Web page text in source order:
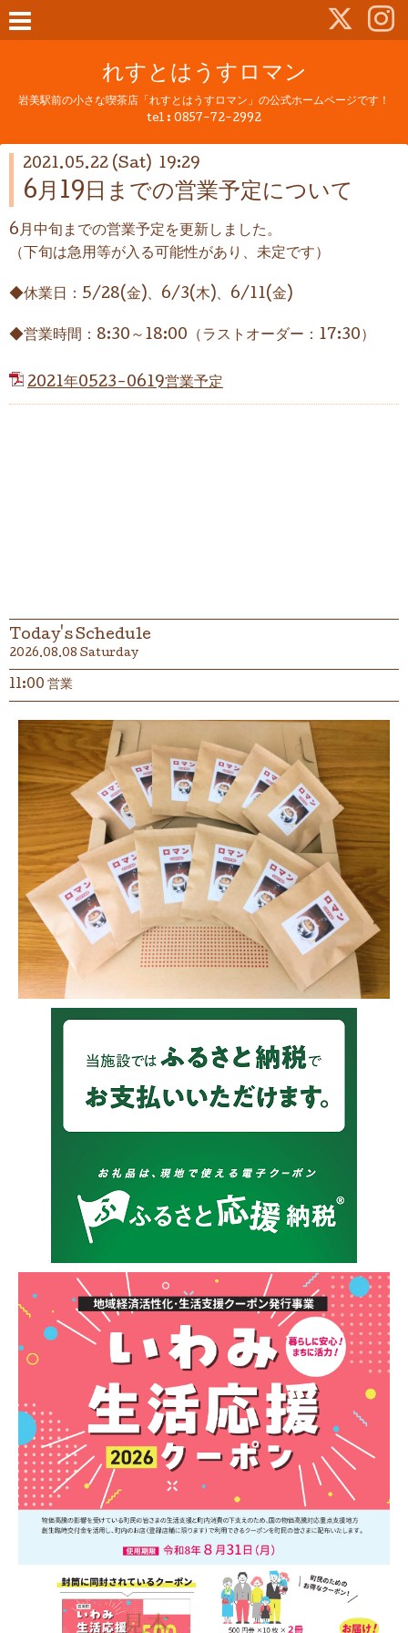
れすとはうすロマン
岩美駅前の小さな喫茶店「れすとはうすロマン」の公式ホームページです！
tel : 0857-72-2992
2021.05.22 (Sat) 19:29
6月19日までの営業予定について
6月中旬までの営業予定を更新しました。
（下旬は急用等が入る可能性があり、未定です）
◆休業日：5/28(金)、6/3(木)、6/11(金)
◆営業時間：8:30～18:00（ラストオーダー：17:30）
2021年0523-0619営業予定
Today's Schedule
2026.08.08 Saturday
11:00 営業